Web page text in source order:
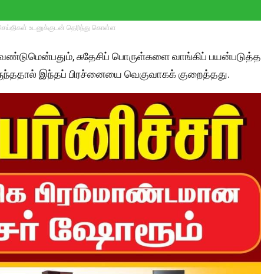
செய்திகள் உடனுக்குடன் தெரிந்து கொள்ள
சுதேசிப் பொருள்களை வாங்கிப் பயன்படுத்த
இந்தப் பிரச்னையை வெகுவாகக் குறைத்தது.